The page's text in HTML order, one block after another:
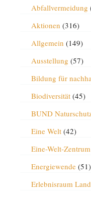
Abfallvermeidung
Aktionen (316)
Allgemein (149)
Ausstellung (57)
Bildung für
Biodiversität(45)
BUND
Eine Welt(42)
Eine-Welt-Zentrum
Energiewende(51)
Erlebnisraum